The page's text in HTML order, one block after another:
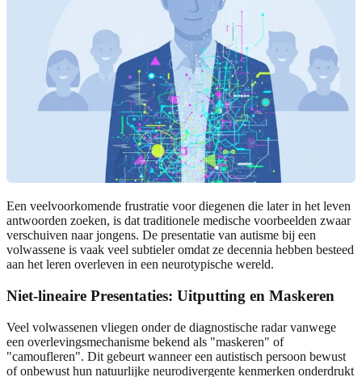
Een veelvoorkomende frustratie voor diegenen die later in het leven
antwoorden zoeken, is dat traditionele medische voorbeelden zwaar
verschuiven naar jongens. De presentatie van autisme bij een
volwassene is vaak veel subtieler omdat ze decennia hebben besteed
aan het leren overleven in een neurotypische wereld.
Niet-lineaire Presentaties: Uitputting en Maskeren
Veel volwassenen vliegen onder de diagnostische radar vanwege
een overlevingsmechanisme bekend als "maskeren" of
"camoufleren". Dit gebeurt wanneer een autistisch persoon bewust
of onbewust hun natuurlijke neurodivergente kenmerken onderdrukt